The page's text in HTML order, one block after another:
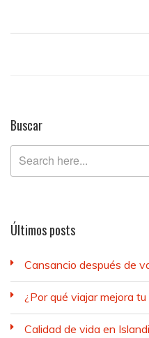
Buscar
Últimos posts
Cansancio después de
¿Por qué viajar mejora tu
Calidad de vida en